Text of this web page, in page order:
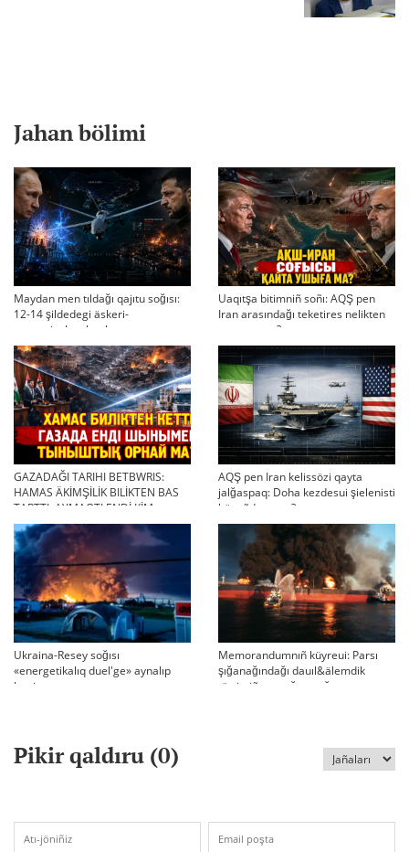
Jahan bölimi
Maydan men tıldağı qajıtu soğısı:
12-14 şildedegi äskeri-
strategiyalıq ahual
Uaqıtşa bitimniñ soñı: AQŞ pen
Iran arasındağı teketires nelikten
qayta uşıqtı?
GAZADAĞI TARIHI BETBWRIS:
HAMAS ÄKİMŞİLİK BILİKTEN BAS
TARTTI. AYMAQTI ENDİ KİM
BASQARADI?
AQŞ pen Iran kelissözi qayta
jalğaspaq: Doha kezdesui şielenisti
bäseñdete me?
Ukraina-Resey soğısı
«energetikalıq duel'ge» aynalıp
ketti
Memorandumnıñ küyreui: Parsı
şığanağındağı dauıl&älemdik
tärtiptiñ sın sağatı soğıp twr
Pikir qaldıru (0)